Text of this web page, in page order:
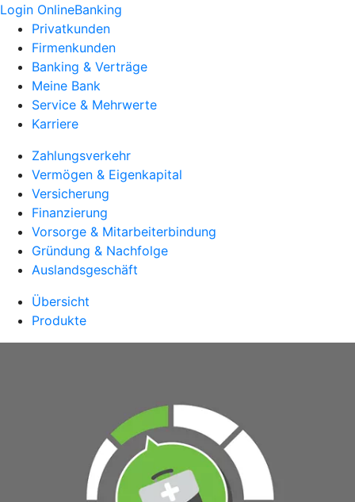
Login OnlineBanking
Privatkunden
Firmenkunden
Banking & Verträge
Meine Bank
Service & Mehrwerte
Karriere
Zahlungsverkehr
Vermögen & Eigenkapital
Versicherung
Finanzierung
Vorsorge & Mitarbeiterbindung
Gründung & Nachfolge
Auslandsgeschäft
Übersicht
Produkte